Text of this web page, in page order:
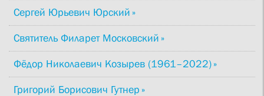
Сергей Юрьевич Юрский
Святитель Филарет Московский
Фёдор Николаевич Козырев (1961–2022)
Григорий Борисович Гутнер